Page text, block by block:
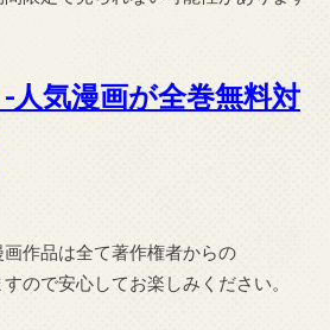
人気漫画が全巻無料対
作品は全て著作権者からの
ので安心してお楽しみください。